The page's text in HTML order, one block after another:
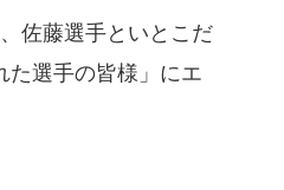
佐藤選手といとこだ
た選手の皆様」にエ